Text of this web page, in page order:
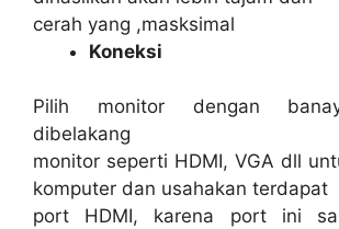
cerah yang ,masksimal
Koneksi
Pilih monitor dengan
dibelakang
monitor seperti HDMI, VGA dll
komputer dan usahakan terdapat
port HDMI, karena port ini